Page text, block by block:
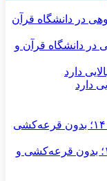
در دانشگاه قرآن و
دارد
فروش فوری خودروهای وارداتی مرداد ۱۴۰۵؛ بدون قرعه‌کشی و